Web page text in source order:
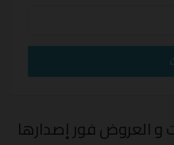
و العروض فور إصدارها